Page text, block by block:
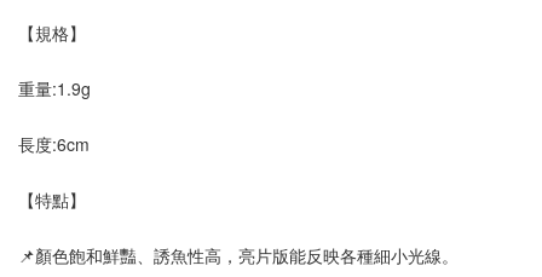
【規格】
重量:1.9g
長度:6cm
【特點】
📌顏色飽和鮮豔、誘魚性高，亮片版能反映各種細小光線。